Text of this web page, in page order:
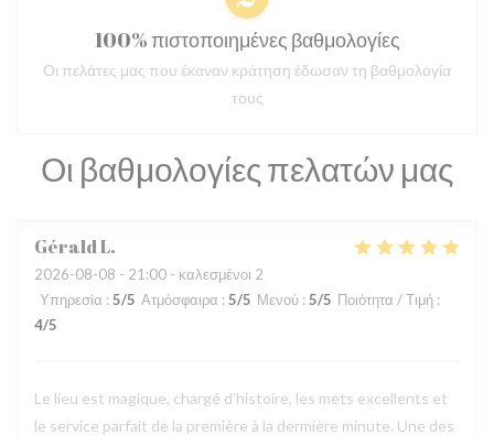
Οι βαθμολογίες πελατών μας
GéraldL
2026-08-08 - 21:00 - καλεσμένοι 2
Υπηρεσία : 5/5 Ατμόσφαιρα : 5/5 Μενού : 5/5 Ποιότητα / Τιμή :
4/5
Le lieu est magique, chargé d’histoire, les mets excellents et
le service parfait de la première à la dermière minute. Une des
100% πιστοποιημένες βαθμολογίες
Οι πελάτες μας που έκαναν κράτηση έδωσαν τη βαθμολογία
τους